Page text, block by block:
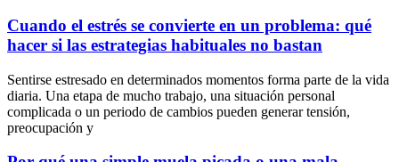
Cuando el estrés se convierte en un problema: qué
hacer si las estrategias habituales no bastan
Sentirse estresado en determinados momentos forma parte de la vida
diaria. Una etapa de mucho trabajo, una situación personal
complicada o un periodo de cambios pueden generar tensión,
preocupación y